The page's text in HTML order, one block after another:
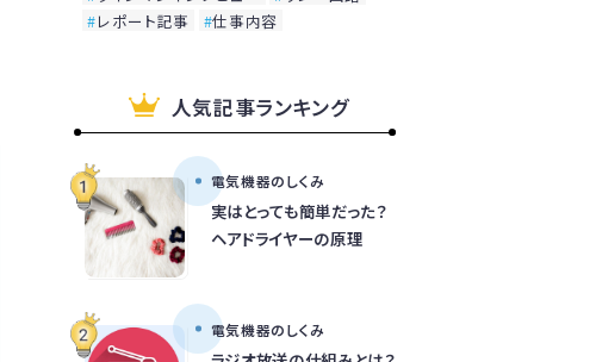
レポート記事
仕事内容
人気記事ランキング
電気機器のしくみ
実はとっても簡単だった？
ヘアドライヤーの原理
電気機器のしくみ